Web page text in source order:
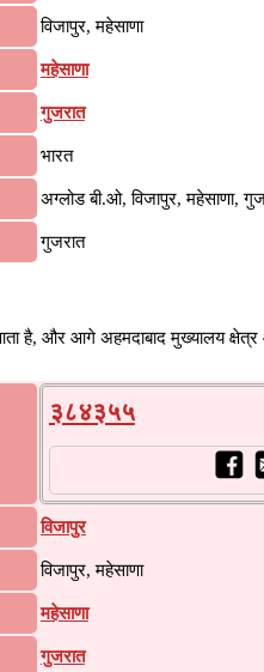
विजापुर, महेसाणा
महेसाणा
गुजरात
भारत
अग्लोड बी.ओ, विजापुर, महेसाणा,
गुजरात
है, और आगे अहमदाबाद मुख्यालय क्षेत्र
३८४३५५
विजापुर
विजापुर, महेसाणा
महेसाणा
गुजरात